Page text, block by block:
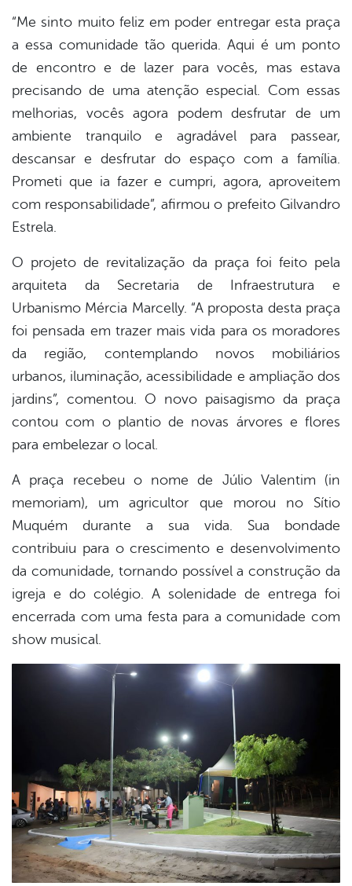
“Me sinto muito feliz em poder entregar esta praça
a essa comunidade tão querida. Aqui é um ponto
de encontro e de lazer para vocês, mas estava
precisando de uma atenção especial. Com essas
melhorias, vocês agora podem desfrutar de um
ambiente tranquilo e agradável para passear,
descansar e desfrutar do espaço com a família.
Prometi que ia fazer e cumpri, agora, aproveitem
com responsabilidade”, afirmou o prefeito Gilvandro
Estrela.
O projeto de revitalização da praça foi feito pela
arquiteta da Secretaria de Infraestrutura e
Urbanismo Mércia Marcelly. “A proposta desta praça
foi pensada em trazer mais vida para os moradores
da região, contemplando novos mobiliários
urbanos, iluminação, acessibilidade e ampliação dos
jardins”, comentou. O novo paisagismo da praça
contou com o plantio de novas árvores e flores
para embelezar o local.
A praça recebeu o nome de Júlio Valentim (in
memoriam), um agricultor que morou no Sítio
Muquém durante a sua vida. Sua bondade
contribuiu para o crescimento e desenvolvimento
da comunidade, tornando possível a construção da
igreja e do colégio. A solenidade de entrega foi
encerrada com uma festa para a comunidade com
show musical.